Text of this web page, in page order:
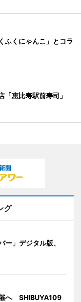
ふくにゃんこ」とコラ
「恵比寿駅前寿司」
グ
ー」デジタル版、
催へ SHIBUYA109